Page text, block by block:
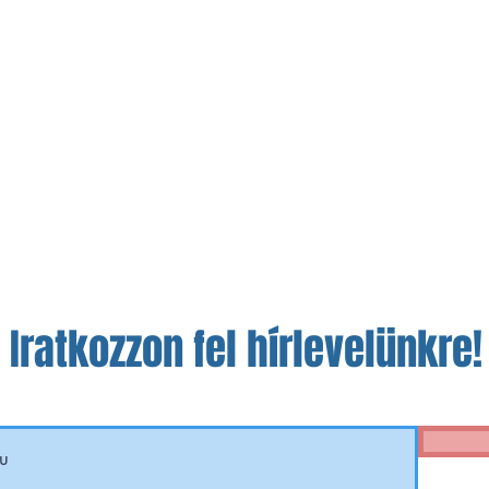
Iratkozzon fel hírlevelünkre!